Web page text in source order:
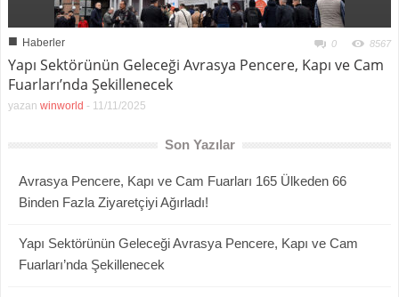
■ Haberler 0 8567
Yapı Sektörünün Geleceği Avrasya Pencere, Kapı ve Cam
Fuarları’nda Şekillenecek
yazan winworld - 11/11/2025
Son Yazılar
Avrasya Pencere, Kapı ve Cam Fuarları 165 Ülkeden 66
Binden Fazla Ziyaretçiyi Ağırladı!
Yapı Sektörünün Geleceği Avrasya Pencere, Kapı ve Cam
Fuarları’nda Şekillenecek